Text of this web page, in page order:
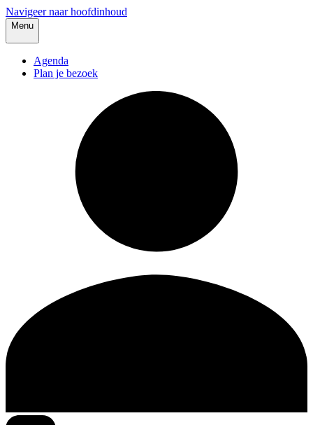
Navigeer naar hoofdinhoud
Menu
Agenda
Plan je bezoek